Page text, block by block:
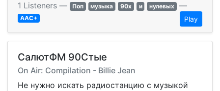
1 Listeners — Поп музыка 90х и нулевых —
AAC+ Play
СалютФМ 90Стые
On Air: Compilation - Billie Jean
Не нужно искать радиостанцию с музыкой